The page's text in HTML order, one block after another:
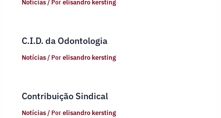
Notícias/ Porelisandro kersting
C.I.D. da Odontologia
Notícias/ Porelisandro kersting
Contribuição Sindical
Notícias/ Porelisandro kersting